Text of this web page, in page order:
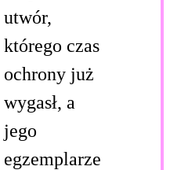
utwór,
którego czas
ochrony już
wygasł, a
jego
egzemplarze